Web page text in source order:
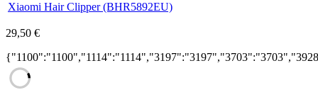
Xiaomi Hair Clipper (BHR5892EU)
29,50 €